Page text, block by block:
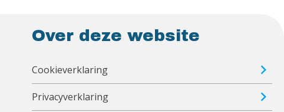
Over deze website
Cookieverklaring
Privacyverklaring